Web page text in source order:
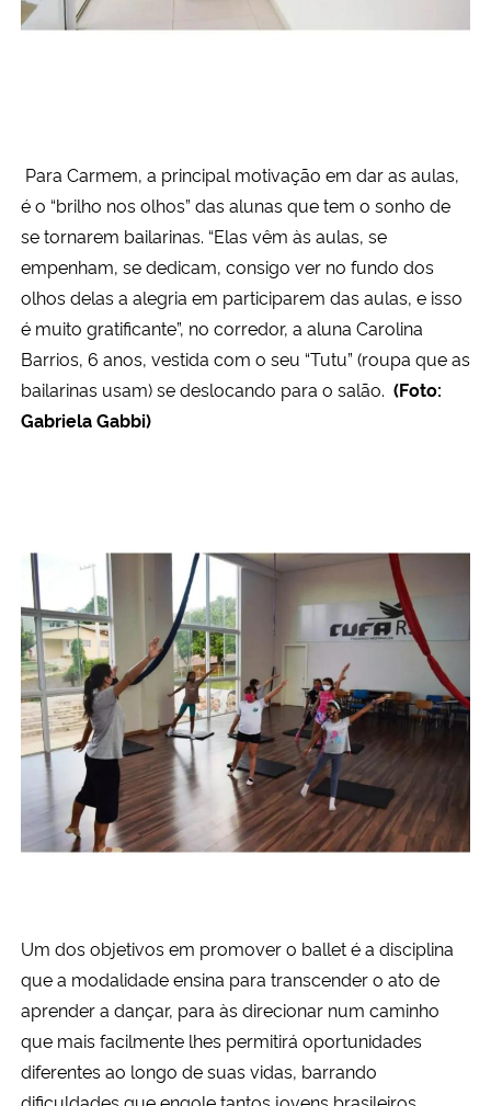
Para Carmem, a principal motivação em dar as aulas,
é o “brilho nos olhos” das alunas que tem o sonho de
se tornarem bailarinas. “Elas vêm às aulas, se
empenham, se dedicam, consigo ver no fundo dos
olhos delas a alegria em participarem das aulas, e isso
é muito gratificante”, no corredor, a aluna Carolina
Barrios, 6 anos, vestida com o seu “Tutu” (roupa que as
bailarinas usam) se deslocando para o salão. (Foto:
Gabriela Gabbi)
Um dos objetivos em promover o ballet éa disciplina
que a modalidade ensina para transcender o ato de
aprender a dançar, para às direcionar num caminho
que mais facilmente lhes permitirá oportunidades
diferentes ao longo de suas vidas, barrando
dificuldades que engole tantos jovens brasileiros.